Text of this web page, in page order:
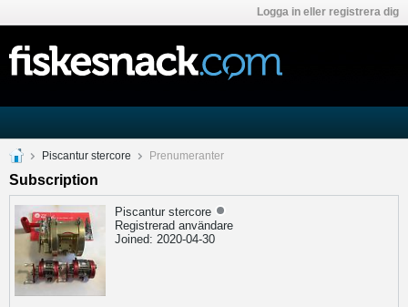
Logga in eller registrera dig
Piscantur stercore Prenumeranter
Subscription
Piscantur stercore
Registrerad användare
Joined: 2020-04-30